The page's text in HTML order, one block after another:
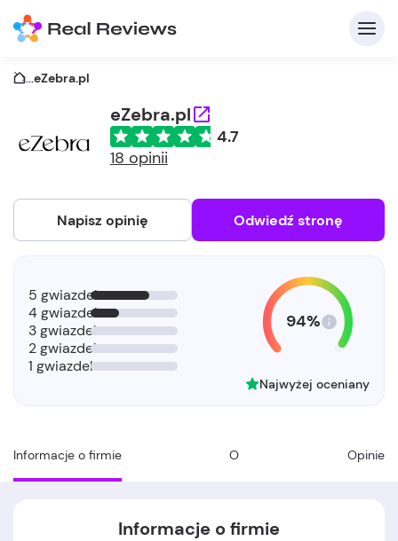
...eZebra.pl
eZebra.pl
4.7
18 opinii
Napisz opinię Odwiedź stronę
Informacje o firmie O Opinie
5 gwiazdek
4 gwiazdek
3 gwiazdek
2 gwiazdek
1 gwiazdek
94%
Najwyżej oceniany
Informacje o firmie